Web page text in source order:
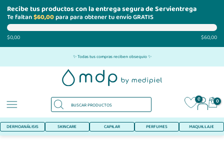
Recibe tus productos con la entrega segura de Servientrega
Te faltan$60,00para para obtener tu envío GRATIS
$0,00 $60,00
al
✨ Todas tus compras reciben obsequio ✨
0 0
DERMOANÁLISIS SKINCARE CAPILAR PERFUMES MAQUILLAJE